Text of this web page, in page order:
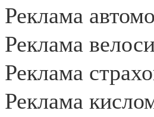
Реклама
Реклама
Реклама
Реклама